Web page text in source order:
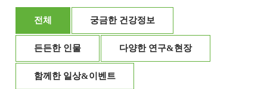
전체 궁금한 건강정보
든든한 인물 다양한 연구&현장
함께한 일상&이벤트